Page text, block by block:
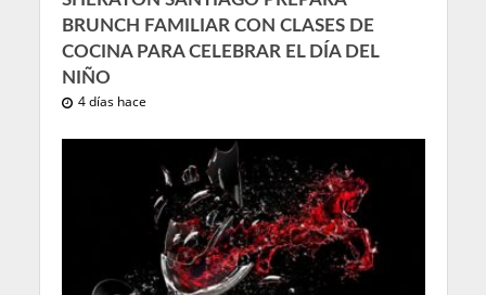
BRUNCH FAMILIAR CON CLASES DE
COCINA PARA CELEBRAR EL DÍA DEL
NIÑO
4 días hace